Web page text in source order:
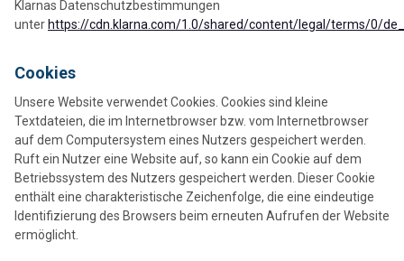
Klarnas Datenschutzbestimmungen
unterhttps://cdn.klarna.com/1.0/shared/content/legal/terms/0/
Cookies
Unsere Website verwendet Cookies. Cookies sind kleine
Textdateien, die im Internetbrowser bzw. vom Internetbrowser
auf dem Computersystem eines Nutzers gespeichert werden.
Ruft ein Nutzer eine Website auf, so kann ein Cookie auf dem
Betriebssystem des Nutzers gespeichert werden. Dieser Cookie
enthält eine charakteristische Zeichenfolge, die eine eindeutige
Identifizierung des Browsers beim erneuten Aufrufen der Website
ermöglicht.